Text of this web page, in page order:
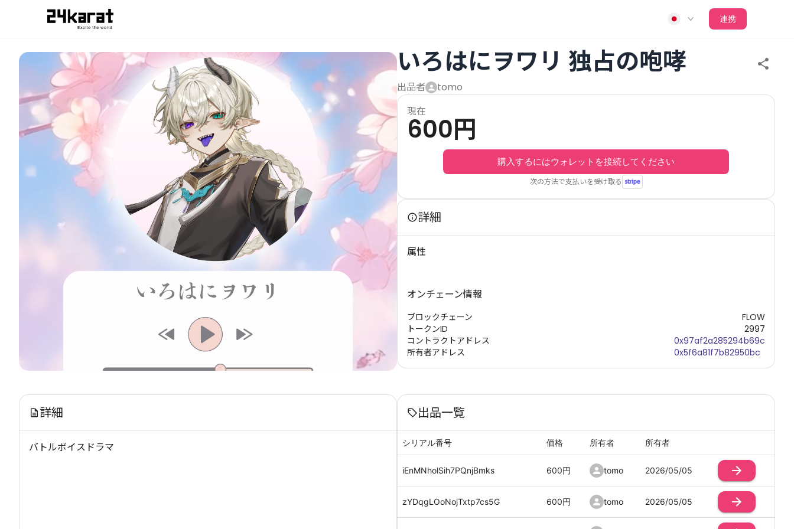
いろはにヲワリ 独占の咆哮
連携
いろはにヲワリ 独占の咆哮
出品者
tomo
現在
600円
購入するにはウォレットを接続してください
次の方法で支払いを受け取る
詳細
属性
オンチェーン情報
ブロックチェーン
トークンID
コントラクトアドレス
所有者アドレス
FLOW
2997
0x97af2a285294b69c
0x5f6a81f7b82950bc
詳細
バトルボイスドラマ
出品一覧
シリアル番号 価格 所有者 所有者
iEnMNholSih7PQnjBmks 600円 tomo 2026/05/05
zYDqgLOoNojTxtp7cs5G 600円 tomo 2026/05/05